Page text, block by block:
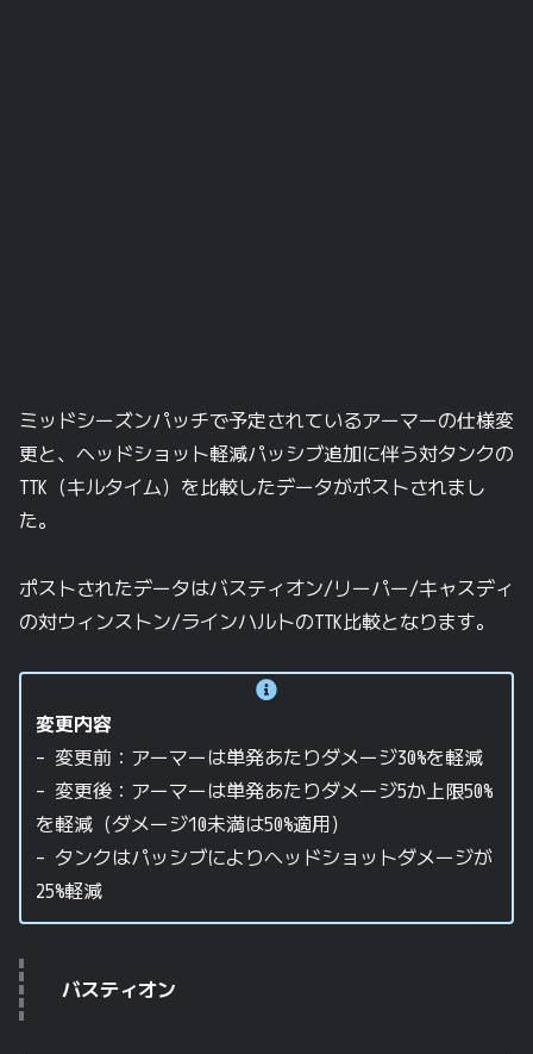
ミッドシーズンパッチで予定されているアーマーの仕様変
更と、ヘッドショット軽減パッシブ追加に伴う対タンクの
TTK（キルタイム）を比較したデータがポストされまし
た。
ポストされたデータはバスティオン/リーパー/キャスディ
の対ウィンストン/ラインハルトのTTK比較となります。
変更内容
– 変更前：アーマーは単発あたりダメージ30%を軽減
– 変更後：アーマーは単発あたりダメージ5か上限50%
を軽減（ダメージ10未満は50%適用）
– タンクはパッシブによりヘッドショットダメージが
25%軽減
バスティオン